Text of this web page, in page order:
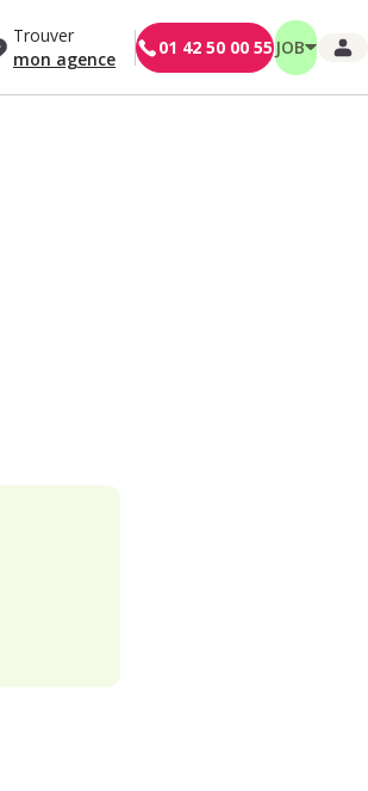
Trouver
mon agence
01 42 50 00 55 JOB